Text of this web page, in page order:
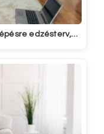
edzésterv,…